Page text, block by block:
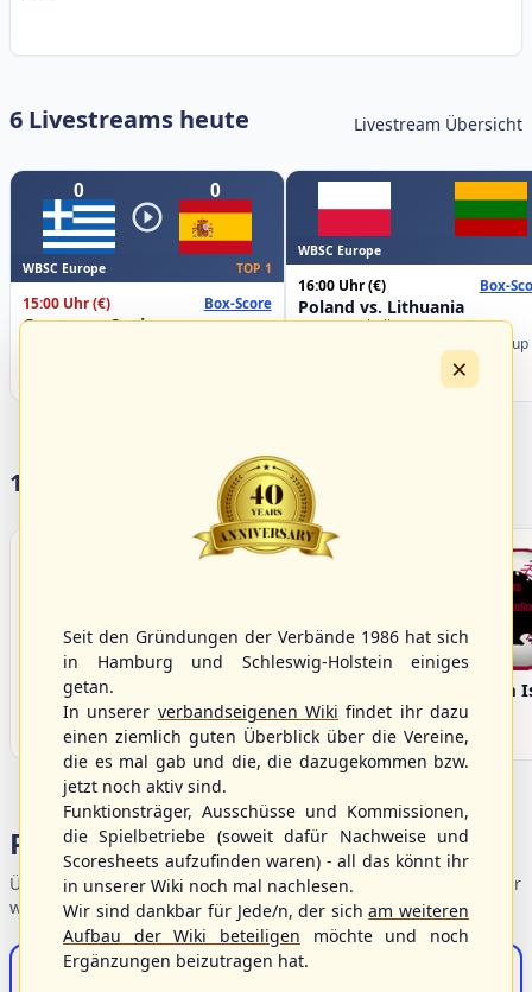
6 Livestreams heute Livestream Übersicht
0 0
WBSC Europe TOP 1
15:00 Uhr(€) Box-Score
Greece vs. Spain
WBSC Europe
16:00 Uhr(€) Box-
Poland vs. Lithuania
U-23 Baseball European
Championship B Pool 2026 - Group
17 Vereine im S/HBV
Bargenstedt
Beavers
Fehmarn
Portalbereiche
Übersicht der Verbandsbereiche – wählen Sie einen Einstieg für
weiterführende Informationen.
S/HBV-Shop
×
Seit den Gründungen der Verbände 1986 hat sich
in Hamburg und Schleswig-Holstein einiges
getan.
In unserer verbandseigenen Wiki findet ihr dazu
einen ziemlich guten Überblick über die Vereine,
die es mal gab und die, die dazugekommen bzw.
jetzt noch aktiv sind.
Funktionsträger, Ausschüsse und Kommissionen,
die Spielbetriebe (soweit dafür Nachweise und
Scoresheets aufzufinden waren) - all das könnt ihr
in unserer Wiki noch mal nachlesen.
Wir sind dankbar für Jede/n, der sicham weiteren
Aufbau der Wiki beteiligen möchte und noch
Ergänzungen beizutragen hat.